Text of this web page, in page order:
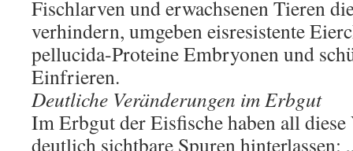
Fischlarven und erwachsenen Tieren
verhindern, umgeben eisresistente
pellucida-Proteine Embryonen und
Einfrieren.
Deutliche Veränderungen im Erbgut
Im Erbgut der Eisfische haben all diese
deutlich sichtbare Spuren hinterlassen: